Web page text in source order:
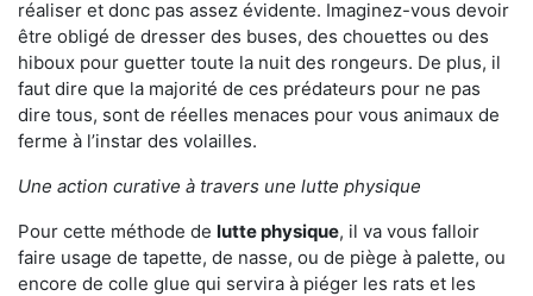
réaliser et donc pas assez évidente. Imaginez-vous devoir
être obligé de dresser des buses, des chouettes ou des
hiboux pour guetter toute la nuit des rongeurs. De plus, il
faut dire que la majorité de ces prédateurs pour ne pas
dire tous, sont de réelles menaces pour vous animaux de
ferme à l’instar des volailles.
Une action curative à travers une lutte physique
Pour cette méthode de lutte physique, il va vous falloir
faire usage de tapette, de nasse, ou de piège à palette, ou
encore de colle glue qui servira à piéger les rats et les